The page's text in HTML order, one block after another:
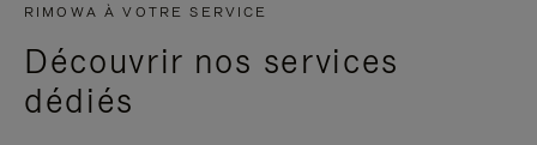
RIMOWA À VOTRE SERVICE
Découvrir nos services
dédiés